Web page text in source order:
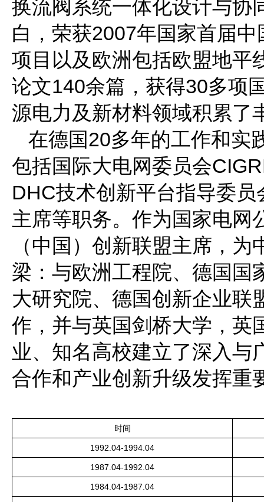
换流阀系统一体化设计与协
白，荣获2007年国家首届
项目以及欧洲包括欧盟地平
论文140余篇，获得30多项
源电力及新材料领域积累了
在德国20多年的工作和实
包括国际大电网委员会
DHC技术创新平台指导委
主席等职务。作为国家电网
（中国）创新联盟主席，
梁：与欧洲工程院、德国国
大研究院、德国创新企业联
作，并与英国剑桥大学，英
业、知名高校建立了深入与
合作和产业创新升级发挥重
时间
1992.04-1994.04
1987.04-1992.04
1984.04-1987.04